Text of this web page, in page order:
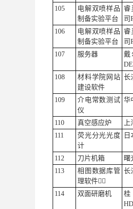
105
电解双喷样品
制备实验平台
睿
司
106
电解双喷样品
制备实验平台
睿
司
107
服务器
戴
108
材料学院网站
建设软件
长
109
介电常数测试
仪
华
110 真空感应炉
111
荧光分光光度
计
日
112 刀片机箱
曙
113
相图数据库管
理软件
长
114 双面研磨机